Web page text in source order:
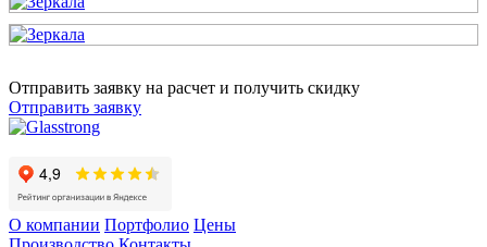
Отправить заявку на расчет и получить скидку
Отправить заявку
О компании Портфолио Цены